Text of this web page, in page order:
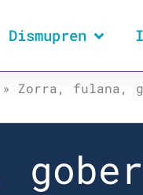
Dismupren
» Zorra, fulana,